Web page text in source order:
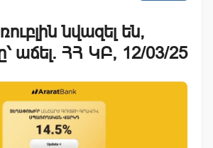
նվազել են,
աճել. ՀՀ ԿԲ, 12/03/25